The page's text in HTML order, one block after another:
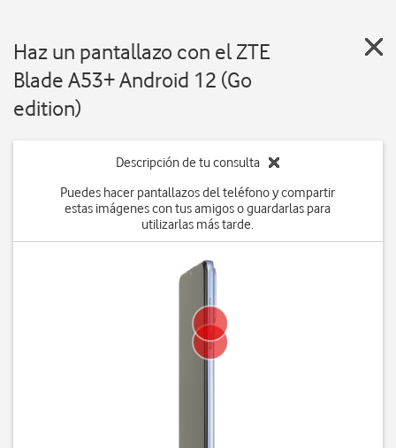
Haz un pantallazo con el ZTE
Blade A53+ Android 12 (Go
edition)
Descripción de tu consulta
Puedes hacer pantallazos del teléfono y compartir
estas imágenes con tus amigos o guardarlas para
utilizarlas más tarde.